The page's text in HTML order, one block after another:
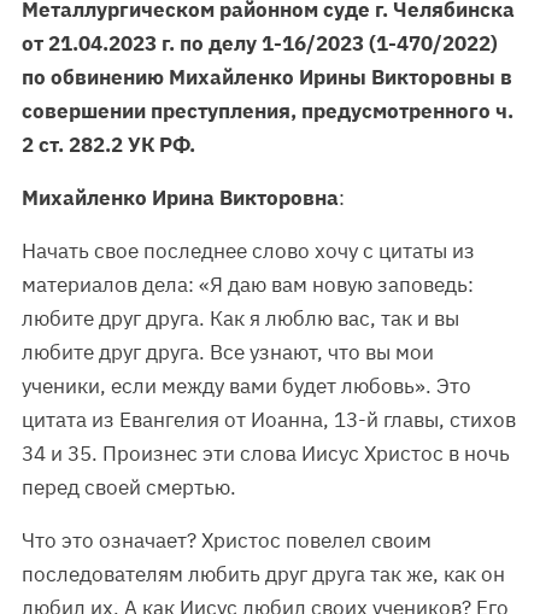
Металлургическом районном суде г. Челябинска
от 21.04.2023 г. по делу 1-16/2023 (1-470/2022)
по обвинению Михайленко Ирины Викторовны в
совершении преступления, предусмотренного ч.
2 ст. 282.2 УК РФ.
Михайленко Ирина Викторовна:
Начать свое последнее слово хочу с цитаты из
материалов дела: «Я даю вам новую заповедь:
любите друг друга. Как я люблю вас, так и вы
любите друг друга. Все узнают, что вы мои
ученики, если между вами будет любовь». Это
цитата из Евангелия от Иоанна, 13-й главы, стихов
34 и 35. Произнес эти слова Иисус Христос в ночь
перед своей смертью.
Что это означает? Христос повелел своим
последователям любить друг друга так же, как он
любил их. А как Иисус любил своих учеников? Его